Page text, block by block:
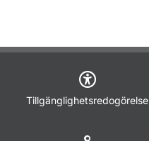
Tillgänglighetsredogörelse